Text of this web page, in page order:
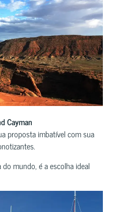
Cayman
proposta imbatível com sua
mundo, é a escolha ideal